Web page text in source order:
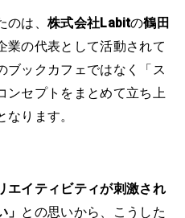
のは、株式会社Labitの鶴田
業の代表として活動されて
ブックカフェではなく「ス
ンセプトをまとめて立ち上
ります。
エイティビティが刺激され
との思いから、こうした